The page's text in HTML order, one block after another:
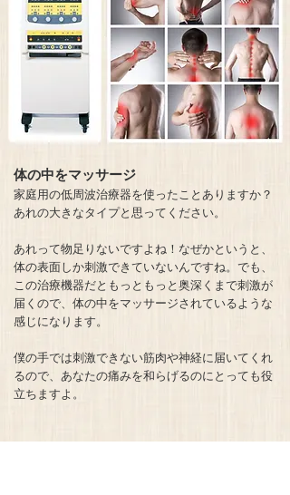
体の中をマッサージ
家庭用の低周波治療器を使ったことありますか？
あれの大きなタイプと思ってください。
あれって物足りないですよね！なぜかというと、
体の表面しか刺激できていないんですね。でも、
この治療機器だともっともっと奥深くまで刺激が
届くので、体の中をマッサージされているような
感じになります。
僕の手では刺激できない筋肉や神経に届いてくれ
るので、あなたの痛みを和らげるのにとっても役
立ちますよ。